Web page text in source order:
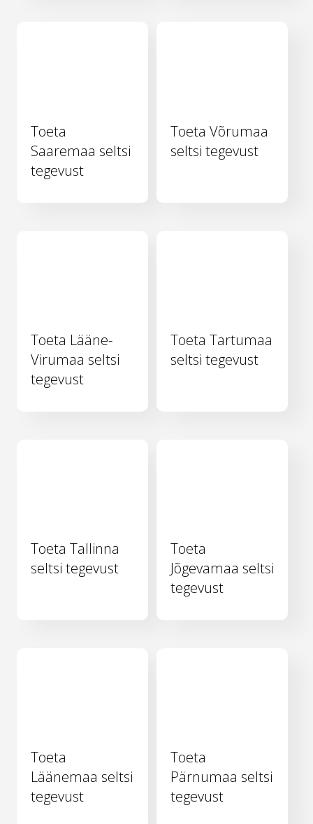
Toeta
Saaremaa seltsi
tegevust
Toeta Võrumaa
seltsi tegevust
Toeta Lääne-
Virumaa seltsi
tegevust
Toeta Tartumaa
seltsi tegevust
Toeta Tallinna
seltsi tegevust
Toeta
Jõgevamaa seltsi
tegevust
Toeta
Läänemaa seltsi
tegevust
Toeta
Pärnumaa seltsi
tegevust